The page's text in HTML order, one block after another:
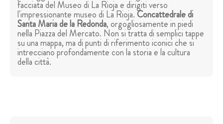
facciata del Museo di La Rioja e dirigiti verso
l'impressionante museo di La Rioja.Concattedrale di
Santa Maria de la Redonda, orgogliosamente in piedi
nella Piazza del Mercato. Non si tratta di semplici tappe
su una mappa, ma di punti di riferimento iconici che si
intrecciano profondamente con la storia e la cultura
della città.